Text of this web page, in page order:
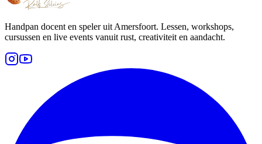
Handpan docent en speler uit Amersfoort. Lessen, workshops,
cursussen en live events vanuit rust, creativiteit en aandacht.